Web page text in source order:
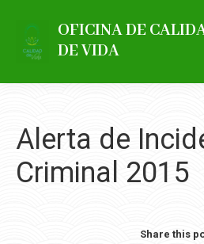
OFICINA DE
DE VIDA
Alerta de
Criminal 2015
Share this